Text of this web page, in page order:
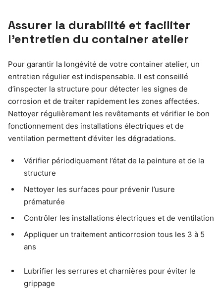
Assurer la durabilité et faciliter
l’entretien du container atelier
Pour garantir la longévité de votre container atelier, un
entretien régulier est indispensable. Il est conseillé
d’inspecter la structure pour détecter les signes de
corrosion et de traiter rapidement les zones affectées.
Nettoyer régulièrement les revêtements et vérifier le bon
fonctionnement des installations électriques et de
ventilation permettent d’éviter les dégradations.
Vérifier périodiquement l’état de la peinture et de la
structure
Nettoyer les surfaces pour prévenir l’usure
prématurée
Contrôler les installations électriques et de ventilation
Appliquer un traitement anticorrosion tous les 3 à 5
ans
Lubrifier les serrures et charnières pour éviter le
grippage